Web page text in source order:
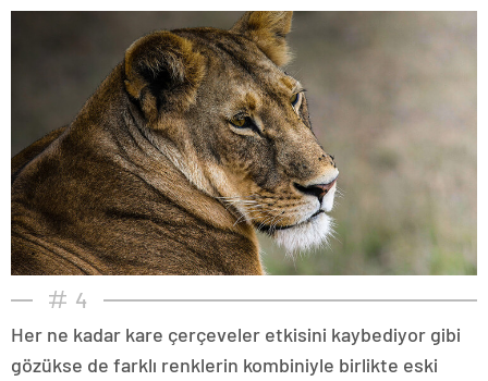
4
Her ne kadar kare çerçeveler etkisini kaybediyor gibi
gözükse de farklı renklerin kombiniyle birlikte eski